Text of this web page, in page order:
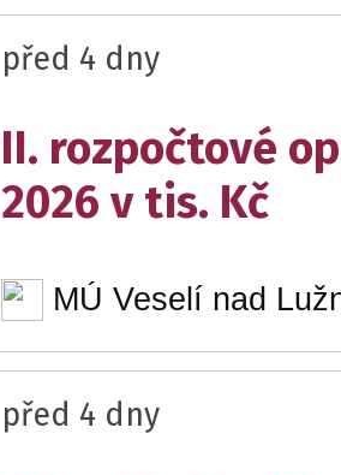
před 4 dny
II. rozpočtové
2026 v tis. Kč
MÚ Veselí nad
před 4 dny